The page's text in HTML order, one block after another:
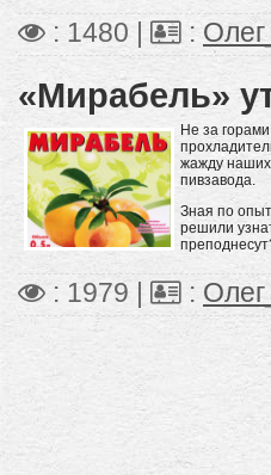
: 1480 | :
«Мирабель»
Не за
жажду наших
пивзавода.
Зная по
решили
: 1979 | :